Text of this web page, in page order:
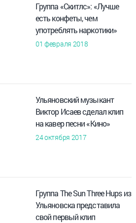
Группа «Скитлс»: «Лучше
есть конфеты, чем
употреблять наркотики»
01 февраля 2018
Ульяновский музыкант
Виктор Исаев сделал клип
на кавер песни «Кино»
24 октября 2017
Группа The Sun Three Hups из
Ульяновска представила
свой первый клип